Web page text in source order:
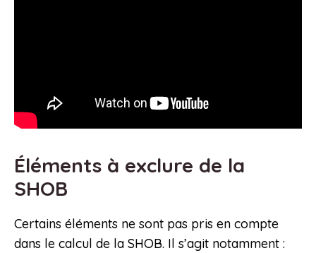
Éléments à exclure de la
SHOB
Certains éléments ne sont pas pris en compte
dans le calcul de la SHOB. Il s’agit notamment :